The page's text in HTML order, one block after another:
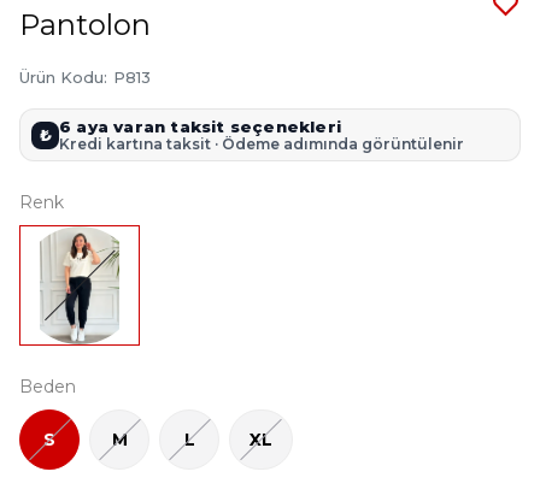
Pantolon
Ürün Kodu: P813
₺ 6 aya varan taksit seçenekleri
Kredi kartına taksit · Ödeme adımında görüntülenir
Renk
Beden
S M L XL